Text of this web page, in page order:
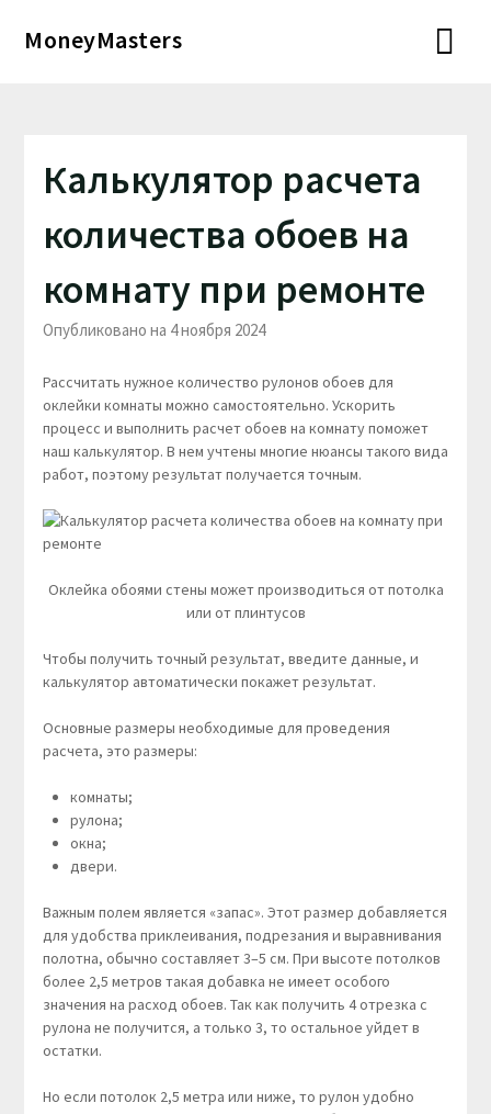
MoneyMasters
Калькулятор расчета
количества обоев на
комнату при ремонте
Опубликовано на 4 ноября 2024
Рассчитать нужное количество рулонов обоев для
оклейки комнаты можно самостоятельно. Ускорить
процесс и выполнить расчет обоев на комнату поможет
наш калькулятор. В нем учтены многие нюансы такого вида
работ, поэтому результат получается точным.
Оклейка обоями стены может производиться от потолка
или от плинтусов
Чтобы получить точный результат, введите данные, и
калькулятор автоматически покажет результат.
Основные размеры необходимые для проведения
расчета, это размеры:
комнаты;
рулона;
окна;
двери.
Важным полем является «запас». Этот размер добавляется
для удобства приклеивания, подрезания и выравнивания
полотна, обычно составляет 3–5 см. При высоте потолков
более 2,5 метров такая добавка не имеет особого
значения на расход обоев. Так как получить 4 отрезка с
рулона не получится, а только 3, то остальное уйдет в
остатки.
Но если потолок 2,5 метра или ниже, то рулон удобно